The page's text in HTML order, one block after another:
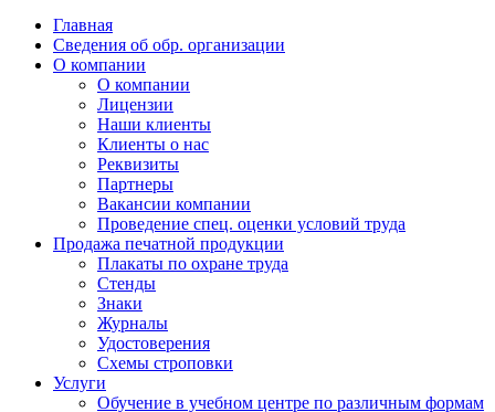
Главная
Сведения об обр. организации
О компании
О компании
Лицензии
Наши клиенты
Клиенты о нас
Реквизиты
Партнеры
Вакансии компании
Проведение спец. оценки условий труда
Продажа печатной продукции
Плакаты по охране труда
Стенды
Знаки
Журналы
Удостоверения
Схемы строповки
Услуги
Обучение в учебном центре по различным формам